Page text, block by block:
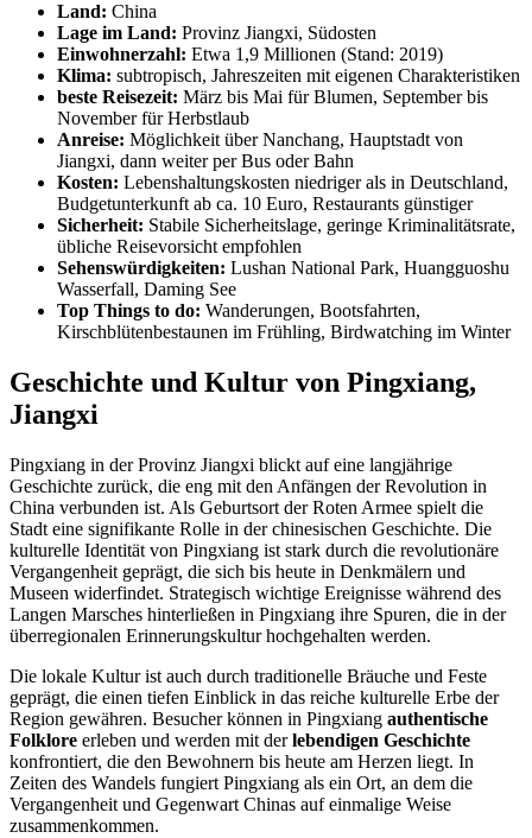
Land: China
Lage im Land: Provinz Jiangxi, Südosten
Einwohnerzahl: Etwa 1,9 Millionen (Stand: 2019)
Klima: subtropisch, Jahreszeiten mit eigenen Charakteristiken
beste Reisezeit: März bis Mai für Blumen, September bis
November für Herbstlaub
Anreise: Möglichkeit über Nanchang, Hauptstadt von
Jiangxi, dann weiter per Bus oder Bahn
Kosten: Lebenshaltungskosten niedriger als in Deutschland,
Budgetunterkunft ab ca. 10 Euro, Restaurants günstiger
Sicherheit: Stabile Sicherheitslage, geringe Kriminalitätsrate,
übliche Reisevorsicht empfohlen
Sehenswürdigkeiten: Lushan National Park, Huangguoshu
Wasserfall, Daming See
Top Things to do: Wanderungen, Bootsfahrten,
Kirschblütenbestaunen im Frühling, Birdwatching im Winter
Geschichte und Kultur von Pingxiang,
Jiangxi
Pingxiang in der Provinz Jiangxi blickt auf eine langjährige
Geschichte zurück, die eng mit den Anfängen der Revolution in
China verbunden ist. Als Geburtsort der Roten Armee spielt die
Stadt eine signifikante Rolle in der chinesischen Geschichte. Die
kulturelle Identität von Pingxiang ist stark durch die revolutionäre
Vergangenheit geprägt, die sich bis heute in Denkmälern und
Museen widerfindet. Strategisch wichtige Ereignisse während des
Langen Marsches hinterließen in Pingxiang ihre Spuren, die in der
überregionalen Erinnerungskultur hochgehalten werden.
Die lokale Kultur ist auch durch traditionelle Bräuche und Feste
geprägt, die einen tiefen Einblick in das reiche kulturelle Erbe der
Region gewähren. Besucher können in Pingxiang authentische
Folklore erleben und werden mit derlebendigen Geschichte
konfrontiert, die den Bewohnern bis heute am Herzen liegt. In
Zeiten des Wandels fungiert Pingxiang als ein Ort, an dem die
Vergangenheit und Gegenwart Chinas auf einmalige Weise
zusammenkommen.